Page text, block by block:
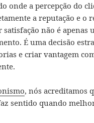
onde a percepção do
a reputação e o
não é apenas
É uma decisão
e criar vantagem
, nós acreditamos
sentido quando